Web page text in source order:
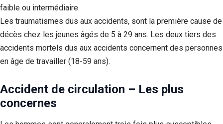
faible ou intermédiaire.
Les traumatismes dus aux accidents, sont la première cause de
décès chez les jeunes âgés de 5 à 29 ans. Les deux tiers des
accidents mortels dus aux accidents concernent des personnes
en âge de travailler (18-59 ans).
Accident de circulation – Les plus
concernes